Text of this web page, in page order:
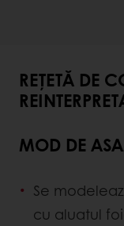
REȚETĂ DE
MOD DE
Se
cu aluatul